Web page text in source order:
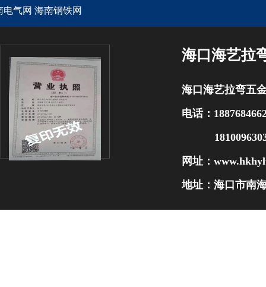
电气网 海南钢铁网
海口海艺拉
海口海艺拉弯五
电话：
网址：
地址：海口市南